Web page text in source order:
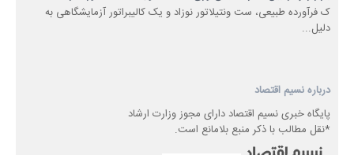
ک فرآورده طبیعی، ست ونتیلاتور نوزاد و یک کالیبراتور آزمایشگاهی به
دلیل...
درباره نسیم اقتصاد
پایگاه خبری نسیم اقتصاد دارای مجوز وزارت ارشاد
*نقل مطالب با ذکر منبع بلامانع است.